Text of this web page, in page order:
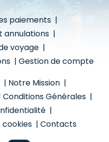
paiements |
annulations |
voyage |
| Gestion de compte
| Notre Mission |
Conditions Générales |
|
cookies | Contacts